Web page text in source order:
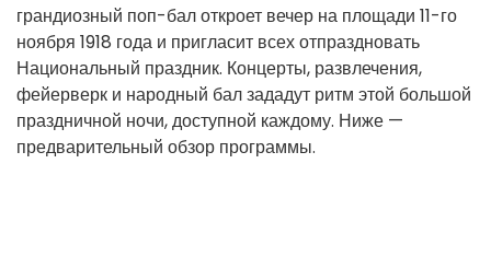
грандиозный поп-бал откроет вечер на площади 11-го
ноября 1918 года и пригласит всех отпраздновать
Национальный праздник. Концерты, развлечения,
фейерверк и народный бал зададут ритм этой большой
праздничной ночи, доступной каждому. Ниже —
предварительный обзор программы.